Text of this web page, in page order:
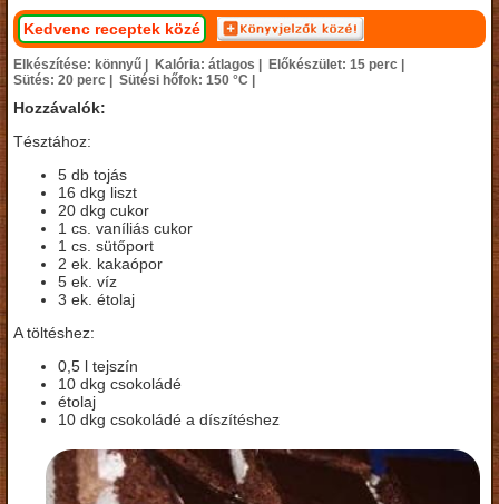
Kedvenc receptek közé
Elkészítése: könnyű | Kalória: átlagos | Előkészület: 15 perc |
Sütés: 20 perc | Sütési hőfok: 150 °C |
Hozzávalók:
Tésztához:
5 db tojás
16 dkg liszt
20 dkg cukor
1 cs. vaníliás cukor
1 cs. sütőport
2 ek. kakaópor
5 ek. víz
3 ek. étolaj
A töltéshez:
0,5 l tejszín
10 dkg csokoládé
étolaj
10 dkg csokoládé a díszítéshez